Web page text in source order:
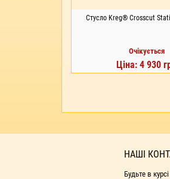
Стусло Kreg® Crosscut
Очікується
Ціна: 4 930
НАШІ
Будьте в